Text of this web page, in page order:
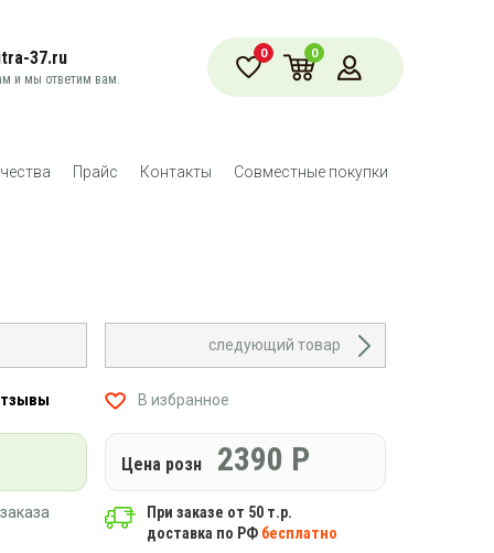
37.ru
и мы ответим вам.
0 0
Прайс Контакты Совместные покупки
следующий товар
В избранное
Цена розн 2390 Р
При заказе от 50 т.р.
доставка по РФ бесплатно